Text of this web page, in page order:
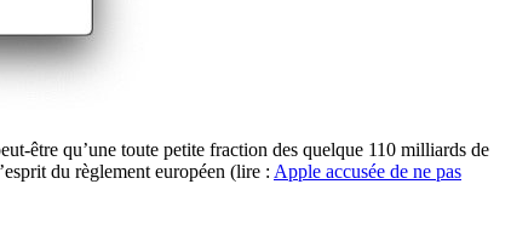
être qu’une toute petite fraction des quelque 110 milliards de
du règlement européen (lire : Apple accusée de ne pas